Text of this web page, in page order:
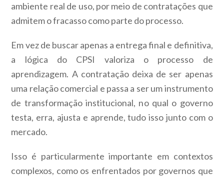
ambiente real de uso, por meio de contratações que
admitem o fracasso como parte do processo.
Em vez de buscar apenas a entrega final e definitiva,
a lógica do CPSI valoriza o processo de
aprendizagem. A contratação deixa de ser apenas
uma relação comercial e passa a ser um instrumento
de transformação institucional, no qual o governo
testa, erra, ajusta e aprende, tudo isso junto com o
mercado.
Isso é particularmente importante em contextos
complexos, como os enfrentados por governos que